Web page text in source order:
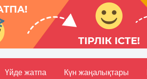
Үйде жатпа Күн жаңалықтары